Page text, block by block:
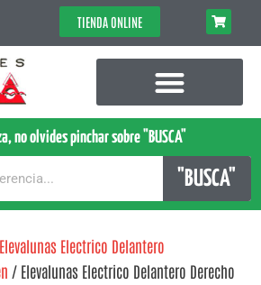
TIENDA ONLINE
no olvides pinchar sobre "BUSCA"
"BUSCA"
Elevalunas Electrico Delantero
/ Elevalunas Electrico Delantero Derecho